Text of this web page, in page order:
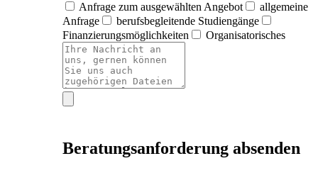
Anfrage zum ausgewählten Angebot
allgemeine
Anfrage
berufsbegleitende Studiengänge
Finanzierungsmöglichkeiten
Organisatorisches
Beratungsanforderung absenden